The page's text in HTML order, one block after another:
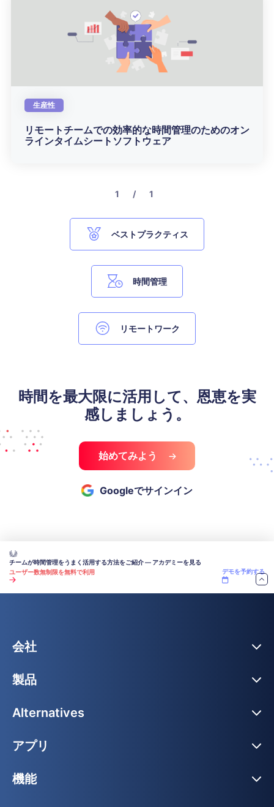
生産性
リモートチームでの効率的な時間管理のためのオン
ラインタイムシートソフトウェア
1 / 1
ベストプラクティス
時間管理
リモートワーク
時間を最大限に活用して、恩恵を実
感しましょう。
始めてみよう
Googleでサインイン
チームが時間管理をうまく活用する方法をご紹介 — アカデミーを見る
ユーザー数無制限を無料で利用
デモを予約する
会社
製品
Alternatives
アプリ
機能